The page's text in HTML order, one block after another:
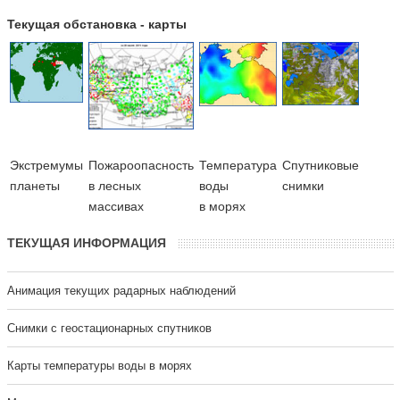
Текущая обстановка - карты
Экстремумы
планеты
Пожароопасность
в лесных
массивах
Температура
воды
в морях
Cпутниковые
снимки
ТЕКУЩАЯ ИНФОРМАЦИЯ
Анимация текущих радарных наблюдений
Cнимки с геостационарных спутников
Карты температуры воды в морях